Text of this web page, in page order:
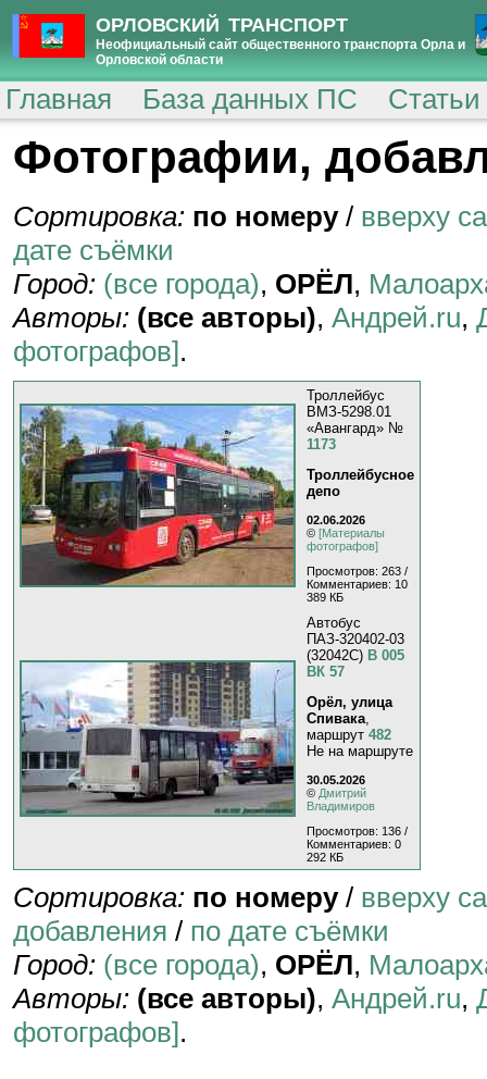
ОРЛОВСКИЙ ТРАНСПОРТ
Неофициальный сайт общественного транспорта Орла и
Орловской области
Главная База данных ПС
Фотографии,
Сортировка: по номеру/ вверху
дате съёмки
Город: (все города), ОРЁЛ,
Авторы: (все авторы), Андрей.ru,
фотографов].
Троллейбус
ВМЗ-5298.01
«Авангард» №
1173
Троллейбусное
депо
02.06.2026
© [Материалы
фотографов]
Просмотров: 263 /
Комментариев: 10
389 КБ
Автобус
ПАЗ-320402-03
(32042C) В 005
ВК 57
Орёл, улица
Спивака,
маршрут 482
Не на маршруте
30.05.2026
© Дмитрий
Владимиров
Просмотров: 136 /
Комментариев: 0
292 КБ
Сортировка: по номеру/ вверху
добавления / по дате съёмки
Город: (все города), ОРЁЛ,
Авторы: (все авторы), Андрей.ru,
фотографов].